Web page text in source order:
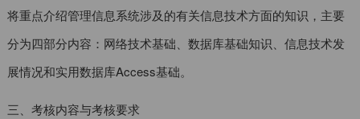
将重点介绍管理信息系统涉及的有关信息技术方面的知识，主要
分为四部分内容：网络技术基础、数据库基础知识、信息技术发
展情况和实用数据库Access基础。
三、考核内容与考核要求